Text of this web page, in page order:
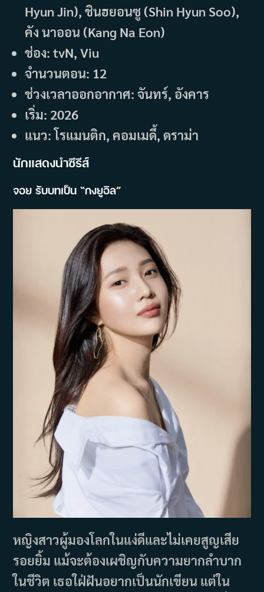
Hyun Jin), ชินฮยอนซู (Shin Hyun Soo),
คัง นาออน (Kang Na Eon)
ช่อง: tvN, Viu
จำนวนตอน: 12
ช่วงเวลาออกอากาศ: จันทร์, อังคาร
เริ่ม: 2026
แนว: โรแมนติก, คอมเมดี้, ดราม่า
นักแสดงนำซีรีส์
จอย รับบทเป็น “กงยูอิล”
หญิงสาวผู้มองโลกในแง่ดีและไม่เคยสูญเสีย
รอยยิ้ม แม้จะต้องเผชิญกับความยากลำบาก
ในชีวิต เธอใฝ่ฝันอยากเป็นนักเขียน แต่ใน